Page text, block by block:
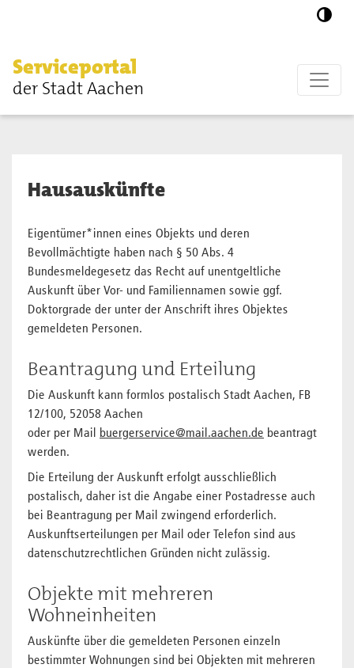
Serviceportal
der Stadt Aachen
Hausauskünfte
Eigentümer*innen eines Objekts und deren
Bevollmächtigte haben nach § 50 Abs. 4
Bundesmeldegesetz das Recht auf unentgeltliche
Auskunft über Vor- und Familiennamen sowie ggf.
Doktorgrade der unter der Anschrift ihres Objektes
gemeldeten Personen.
Beantragung und Erteilung
Die Auskunft kann formlos postalisch Stadt Aachen, FB
12/100, 52058 Aachen
oder per Mail
buergerservice@mail.aachen.de beantragt
werden.
Die Erteilung der Auskunft erfolgt ausschließlich
postalisch, daher ist die Angabe einer Postadresse auch
bei Beantragung per Mail zwingend erforderlich.
Auskunftserteilungen per Mail oder Telefon sind aus
datenschutzrechtlichen Gründen nicht zulässig.
Objekte mit mehreren
Wohneinheiten
Auskünfte über die gemeldeten Personen einzeln
bestimmter Wohnungen sind bei Objekten mit mehreren